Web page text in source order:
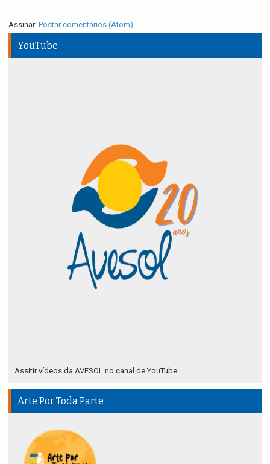
Assinar: Postar comentários (Atom)
YouTube
Assitir vídeos da AVESOL no canal de YouTube
Arte Por Toda Parte